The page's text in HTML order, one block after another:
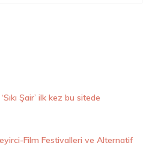
Şair’ ilk kez bu sitede
Film Festivalleri ve Alternatif